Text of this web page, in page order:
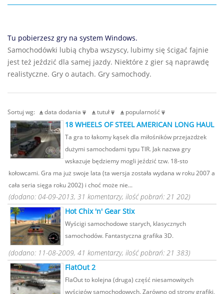
Tu pobierzesz gry na system Windows.
Samochodówki lubią chyba wszyscy, lubimy się ścigać fajnie
jest też jeździć dla samej jazdy. Niektóre z gier są naprawdę
realistyczne. Gry o autach. Gry samochody.
Sortuj wg: data dodania tutuł popularność
18 WHEELS OF STEEL AMERICAN LONG HAUL
Ta gra to łakomy kąsek dla miłośników przejażdżek
dużymi samochodami typu TIR. Jak nazwa gry
wskazuje będziemy mogli jeździć tzw. 18-sto
kołowcami. Gra ma już swoje lata (ta wersja została wydana w roku 2007 a
cała seria sięga roku 2002) i choć może nie...
(dodano: 04-09-2013, 31 komentarzy, ilość pobrań: 21 202)
Hot Chix 'n' Gear Stix
Wyścigi samochodowe starych, klasycznych
samochodów. Fantastyczna grafika 3D.
(dodano: 11-08-2009, 41 komentarzy, ilość pobrań: 21 383)
FlatOut 2
FlaOut to kolejna (druga) część niesamowitych
wyścigów samochodowych. Zarówno od strony grafiki,